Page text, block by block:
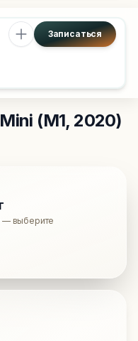
Записаться
(M1, 2020)
— выберите